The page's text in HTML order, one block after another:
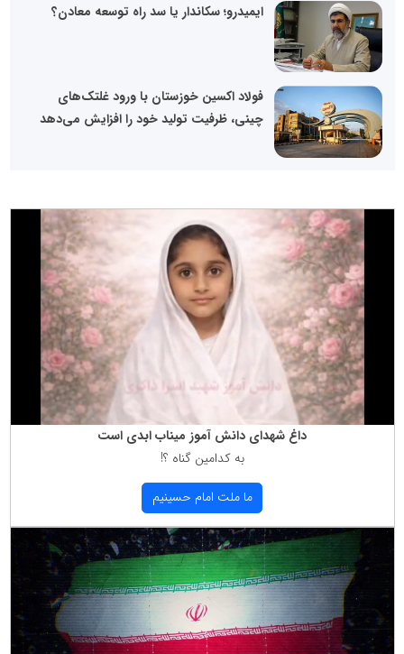
ایمیدرو؛ سکاندار یا سد راه توسعه معادن؟
فولاد اکسین خوزستان با ورود غلتک‌های
چینی، ظرفیت تولید خود را افزایش می‌دهد
داغ شهدای دانش آموز میناب ابدی است
به كدامین گناه ؟!
ما ملت امام حسینیم